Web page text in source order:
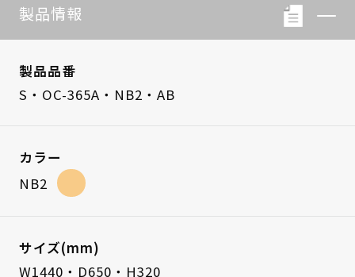
製品情報
製品品番
S・OC-365A・NB2・AB
カラー
NB2
サイズ(mm)
W1440・D650・H320